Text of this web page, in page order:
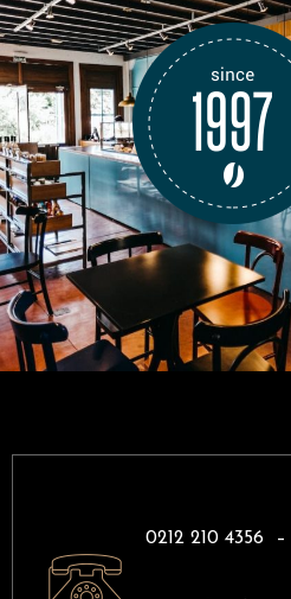
0212 210 4356 –